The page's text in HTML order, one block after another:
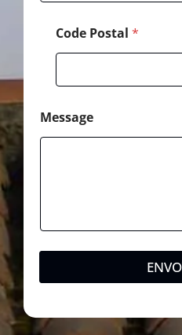
Code Postal *
Message